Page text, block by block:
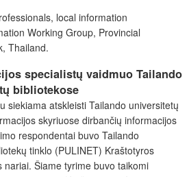
local information
Working Group, Provincial
Thailand.
specialistų vaidmuo Tailando
bibliotekose
siekiama atskleisti Tailando universitetų
skyriuose dirbančių informacijos
respondentai buvo Tailando
tinklo (PULINET) Kraštotyros
Šiame tyrime buvo taikomi